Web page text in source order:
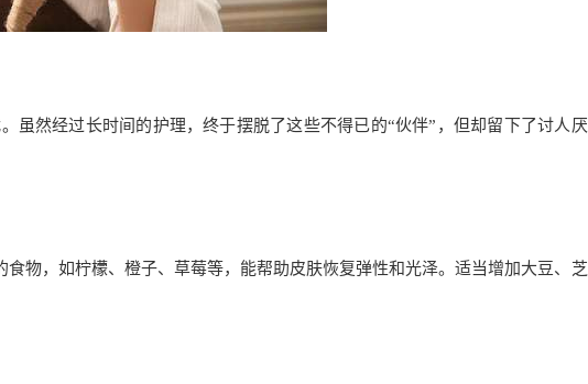
虽然经过长时间的护理，终于摆脱了这些不得已的“伙伴”，但却留下了讨人厌
物，如柠檬、橙子、草莓等，能帮助皮肤恢复弹性和光泽。适当增加大豆、芝